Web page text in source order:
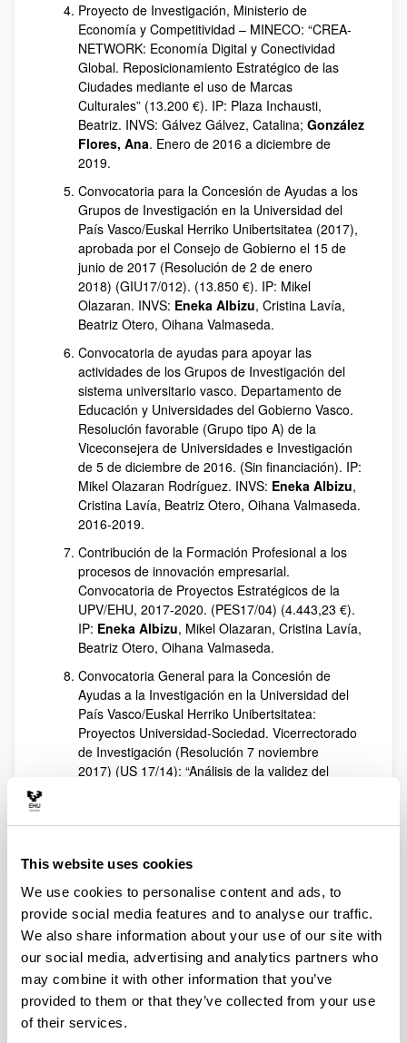
This website uses cookies
We use cookies to personalise content and ads, to
provide social media features and to analyse our traffic.
We also share information about your use of our site with
our social media, advertising and analytics partners who
may combine it with other information that you’ve
provided to them or that they’ve collected from your use
of their services.
Proyecto de Investigación, Ministerio de
Economía y Competitividad – MINECO: “CREA-
NETWORK: Economía Digital y Conectividad
Global. Reposicionamiento Estratégico de las
Ciudades mediante el uso de Marcas
Culturales” (13.200 €). IP: Plaza Inchausti,
Beatriz. INVS: Gálvez Gálvez, Catalina; González
Flores, Ana. Enero de 2016 a diciembre de
2019.
Convocatoria para la Concesión de Ayudas a los
Grupos de Investigación en la Universidad del
País Vasco/Euskal Herriko Unibertsitatea (2017),
aprobada por el Consejo de Gobierno el 15 de
junio de 2017 (Resolución de 2 de enero
2018) (GIU17/012). (13.850 €). IP: Mikel
Olazaran. INVS: Eneka Albizu, Cristina Lavía,
Beatriz Otero, Oihana Valmaseda.
Convocatoria de ayudas para apoyar las
actividades de los Grupos de Investigación del
sistema universitario vasco. Departamento de
Educación y Universidades del Gobierno Vasco.
Resolución favorable (Grupo tipo A) de la
Viceconsejera de Universidades e Investigación
de 5 de diciembre de 2016. (Sin financiación). IP:
Mikel Olazaran Rodríguez. INVS: Eneka Albizu,
Cristina Lavía, Beatriz Otero, Oihana Valmaseda.
2016-2019.
Contribución de la Formación Profesional a los
procesos de innovación empresarial.
Convocatoria de Proyectos Estratégicos de la
UPV/EHU, 2017-2020. (PES17/04) (4.443,23 €).
IP: Eneka Albizu, Mikel Olazaran, Cristina Lavía,
Beatriz Otero, Oihana Valmaseda.
Convocatoria General para la Concesión de
Ayudas a la Investigación en la Universidad del
País Vasco/Euskal Herriko Unibertsitatea:
Proyectos Universidad-Sociedad. Vicerrectorado
de Investigación (Resolución 7 noviembre
2017) (US 17/14): “Análisis de la validez del
LandetayEneka Albizu. INVS:Pilar
noviembre de 2017 a 28 de noviembre de 2019.
Convocatoria General para la concesión de
Ayudas a la Investigación en la Universidad del
País Vasco/Euskal Herriko Unibertsitatea:
Proyectos Universidad‐Sociedad. Vicerrectorado
de Investigación (Resolución 7 noviembre
2017) (US 17/24), “Social Efficiency
Menchmarking Model” (38.000 €). IP:Leire San-
Jose. INVS: